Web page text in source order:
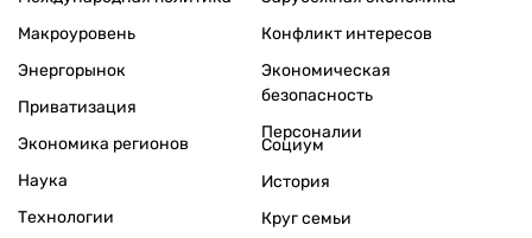
Макроуровень
Энергорынок
Приватизация
Экономика регионов
Конфликт интересов
Экономическая
безопасность
Персоналии
Наука
Технологии
Социум
История
Круг семьи